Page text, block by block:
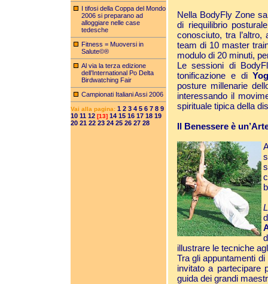
I tifosi della Coppa del Mondo
2006 si preparano ad
alloggiare nelle case
tedesche
Fitness = Muoversi in
Salute©®
Al via la terza edizione
dell’International Po Delta
Birdwatching Fair
Campionati Italiani Assi 2006
Vai alla pagina: 1 2 3 4 5 6 7 8 9
10 11 12 [13] 14 15 16 17 18 19
20 21 22 23 24 25 26 27 28
Nella BodyFly Zone
di riequilibrio
conosciuto, tra
team di 10 master
modulo di 20 minuti,
Le sessioni di
tonificazione e di
posture millenarie
interessando il
spirituale tipica della
Il Benessere è
illustrare le tecniche
Tra gli appuntamenti
invitato a partecipare
guida dei grandi